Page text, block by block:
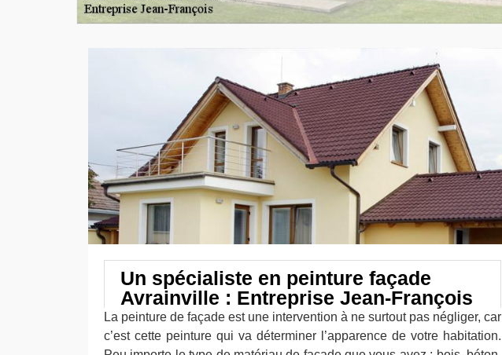
Un spécialiste en peinture façade
Avrainville : Entreprise Jean-François
La peinture de façade est une intervention à ne surtout pas négliger, car
c’est cette peinture qui va déterminer l’apparence de votre habitation.